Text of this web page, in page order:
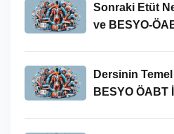
Sonraki Etüt
ve BESYO-
Dersinin
BESYO ÖABT